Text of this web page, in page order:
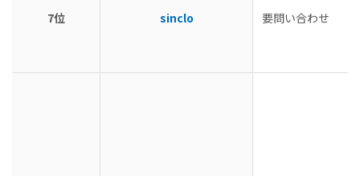
7位 sinclo 要問い合わせ